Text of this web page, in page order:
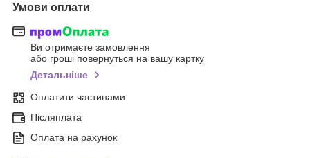
Умови оплати
Ви отримаєте замовлення
або гроші повернуться на вашу картку
Детальніше
Оплатити частинами
Післяплата
Оплата на рахунок